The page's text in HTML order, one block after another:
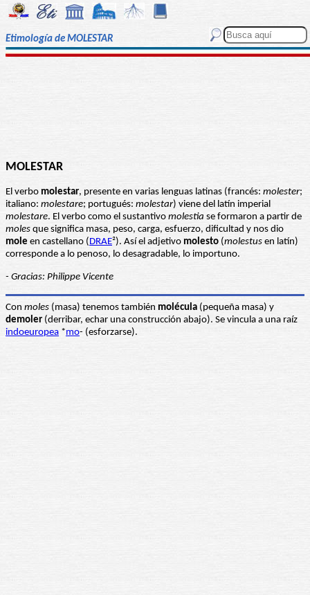
Etimología de MOLESTAR
MOLESTAR
El verbo molestar, presente en varias lenguas latinas (francés: molester;
italiano: molestare; portugués: molestar) viene del latín imperial
molestare. El verbo como el sustantivo molestia se formaron a partir de
moles que significa masa, peso, carga, esfuerzo, dificultad y nos dio
mole en castellano (DRAE²). Así el adjetivo molesto (molestus en latín)
corresponde a lo penoso, lo desagradable, lo importuno.
- Gracias: Philippe Vicente
Con moles (masa) tenemos también molécula (pequeña masa) y
demoler (derribar, echar una construcción abajo). Se vincula a una raíz
indoeuropea *mo- (esforzarse).